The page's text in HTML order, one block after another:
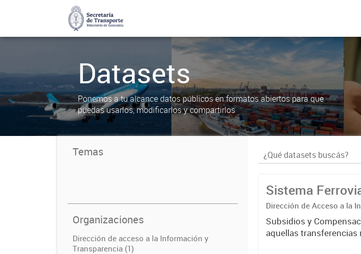
Datasets
Ponemos a tu alcance datos públicos en formatos abiertos para que
puedas usarlos, modificarlos y compartirlos
Temas
Organizaciones
Dirección de acceso a la Información y
Transparencia (1)
Sistema
Dirección de Acceso a la
Subsidios y
aquellas transferencias